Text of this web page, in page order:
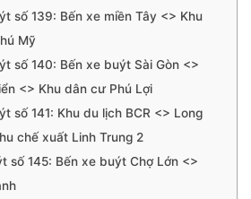
số 139: Bến xe miền Tây <> Khu
Mỹ
số 140: Bến xe buýt Sài Gòn <>
<> Khu dân cư Phú Lợi
số 141: Khu du lịch BCR <> Long
chế xuất Linh Trung 2
số 145: Bến xe buýt Chợ Lớn <>